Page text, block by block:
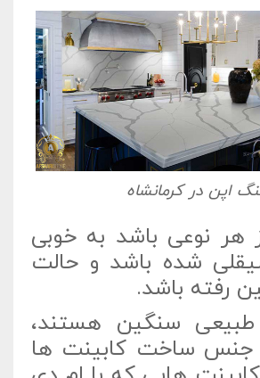
اپن در کرمانشاه
هر نوعی باشد به خوبی
شده باشد و حالت
رفته باشد.
سنگین هستند،
جنس ساخت کابینت ها